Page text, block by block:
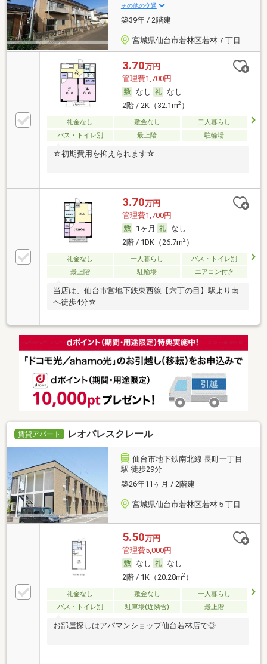
その他の交通
築39年 / 2階建
宮城県仙台市若林区若林７丁目
3.70万円
管理費1,700円
なし
なし
2階 / 2K（32.1m2）
礼金なし 敷金なし
二人暮らし
バス・トイレ別
最上階 駐輪場
☆初期費用を抑えられます☆
3.70万円
管理費1,700円
1ヶ月
なし
2階 / 1DK（26.7m2）
礼金なし 一人暮らし
バス・トイレ別
最上階
駐輪場 エアコン付き
当店は、仙台市営地下鉄東西線【六丁の目】駅より南
へ徒歩4分☆
賃貸アパート レオパレスクレール
仙台市地下鉄南北線 長町一丁目
駅 徒歩29分
築26年11ヶ月 / 2階建
宮城県仙台市若林区若林５丁目
5.50万円
管理費5,000円
なし
なし
2階 / 1K（20.28m2）
礼金なし 敷金なし
一人暮らし
バス・トイレ別
駐車場(近隣含) 最上階
お部屋探しはアパマンショップ仙台若林店で◎